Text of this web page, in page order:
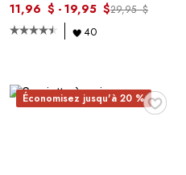
11,96 $ - 19,95 $29,95 $
40
♥
Économisez jusqu'à 20 %